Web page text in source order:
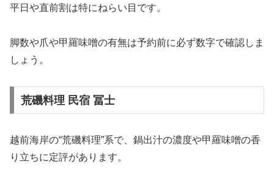
平日や直前割は特にねらい目です。
脚数や爪や甲羅味噌の有無は予約前に必ず数字で確認しま
しょう。
荒磯料理 民宿 冨士
越前海岸の“荒磯料理”系で、鍋出汁の濃度や甲羅味噌の香
り立ちに定評があります。